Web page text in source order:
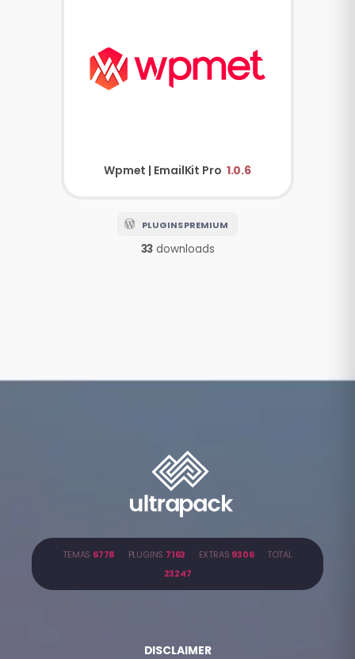
Wpmet | EmailKit Pro 1.0.6
PLUGINS PREMIUM
33 downloads
TEMAS 6778 PLUGINS 7163 EXTRAS 9306TOTAL
23247
DISCLAIMER